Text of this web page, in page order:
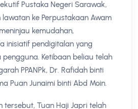
Pustaka Negeri Sarawak,
ke Perpustakaan Awam
kemudahan,
inisiatif pendigitalan yang
Ketibaan beliau telah
PPANPk, Dr. Rafidah binti
Puan Junaimi binti Abd Moin.
tersebut, Tuan Haji Japri telah